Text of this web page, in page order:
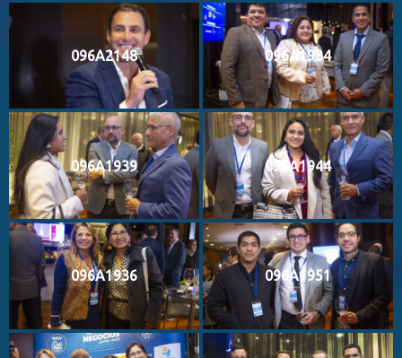
096A2148 096A1934
096A1939 096A1944
096A1936 096A1951